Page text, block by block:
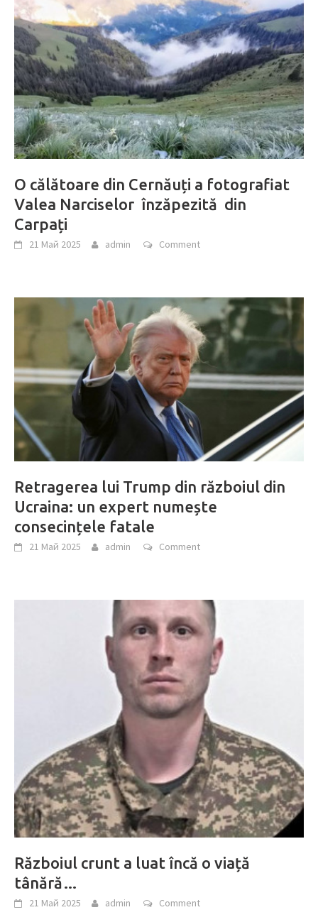
O călătoare din Cernăuți a fotografiat
Valea Narciselor înzăpezită din
Carpați
21 Май 2025 admin Comment
Retragerea lui Trump din războiul din
Ucraina: un expert numește
consecințele fatale
21 Май 2025 admin Comment
Războiul crunt a luat încă o viață
tânără…
21 Май 2025 admin Comment